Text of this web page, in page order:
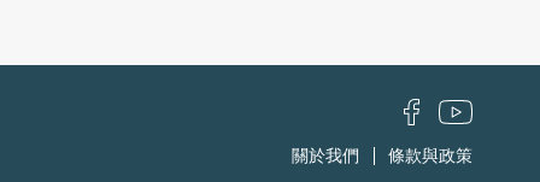
關於我們
條款與政策